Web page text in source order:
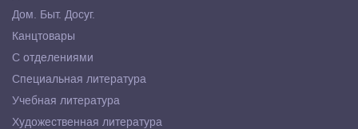
Дом. Быт. Досуг.
Канцтовары
С отделениями
Специальная литература
Учебная литература
Художественная литература